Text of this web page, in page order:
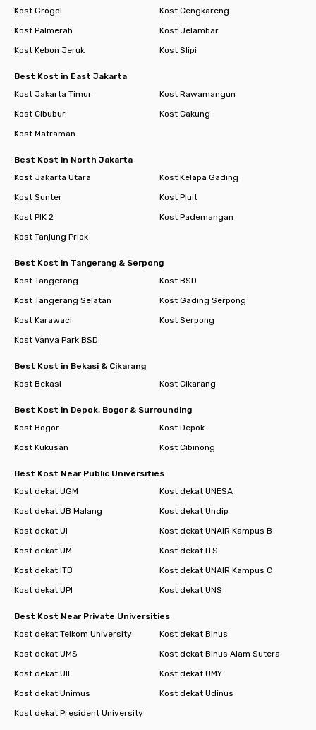
Kost Grogol
Kost Cengkareng
Kost Palmerah
Kost Jelambar
Kost Kebon Jeruk
Kost Slipi
Best Kost in East Jakarta
Kost Jakarta Timur
Kost Rawamangun
Kost Cibubur
Kost Cakung
Kost Matraman
Best Kost in North Jakarta
Kost Jakarta Utara
Kost Kelapa Gading
Kost Sunter
Kost Pluit
Kost PIK 2
Kost Pademangan
Kost Tanjung Priok
Best Kost in Tangerang & Serpong
Kost Tangerang
Kost BSD
Kost Tangerang Selatan
Kost Gading Serpong
Kost Karawaci
Kost Serpong
Kost Vanya Park BSD
Best Kost in Bekasi & Cikarang
Kost Bekasi
Kost Cikarang
Best Kost in Depok, Bogor & Surrounding
Kost Bogor
Kost Depok
Kost Kukusan
Kost Cibinong
Best Kost Near Public Universities
Kost dekat UGM
Kost dekat UNESA
Kost dekat UB Malang
Kost dekat Undip
Kost dekat UI
Kost dekat UNAIR Kampus B
Kost dekat UM
Kost dekat ITS
Kost dekat ITB
Kost dekat UNAIR Kampus C
Kost dekat UPI
Kost dekat UNS
Best Kost Near Private Universities
Kost dekat Telkom University
Kost dekat Binus
Kost dekat UMS
Kost dekat Binus Alam Sutera
Kost dekat UII
Kost dekat UMY
Kost dekat Unimus
Kost dekat Udinus
Kost dekat President University